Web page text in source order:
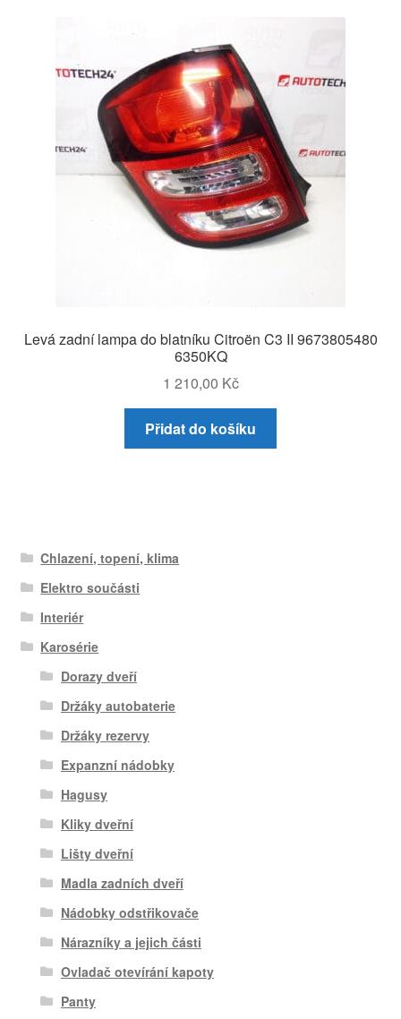
Levá zadní lampa do blatníku Citroën C3 II 9673805480
6350KQ
1 210,00 Kč
Přidat do košíku
Chlazení, topení, klima
Elektro součásti
Interiér
Karosérie
Dorazy dveří
Držáky autobaterie
Držáky rezervy
Expanzní nádobky
Hagusy
Kliky dveřní
Lišty dveřní
Madla zadních dveří
Nádobky odstřikovače
Nárazníky a jejich části
Ovladač otevírání kapoty
Panty